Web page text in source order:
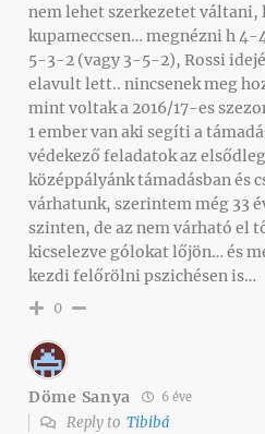
nem lehet szerkezetet
kupameccsen… megnézni h
5-3-2 (vagy 3-5-2), Rossi
elavult lett.. nincsenek meg
mint voltak a 2016/17-es
1 ember van aki segíti a
védekező feladatok az
középpályánk támadásban és
várhatunk, szerintem még 33
szinten, de az nem várható el
kicselezve gólokat lőjön… és
kezdi felőrölni pszichésen is…
0
Döme Sanya 6 éve
Reply to Tibibá